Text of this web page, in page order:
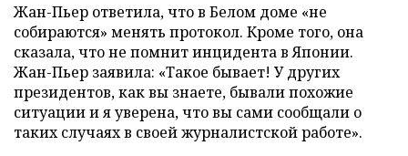
Жан-Пьер ответила, что в Белом доме «не
собираются» менять протокол. Кроме того, она
сказала, что не помнит инцидента в Японии.
Жан-Пьер заявила: «Такое бывает! У других
президентов, как вы знаете, бывали похожие
ситуации и я уверена, что вы сами сообщали о
таких случаях в своей журналистской работе».